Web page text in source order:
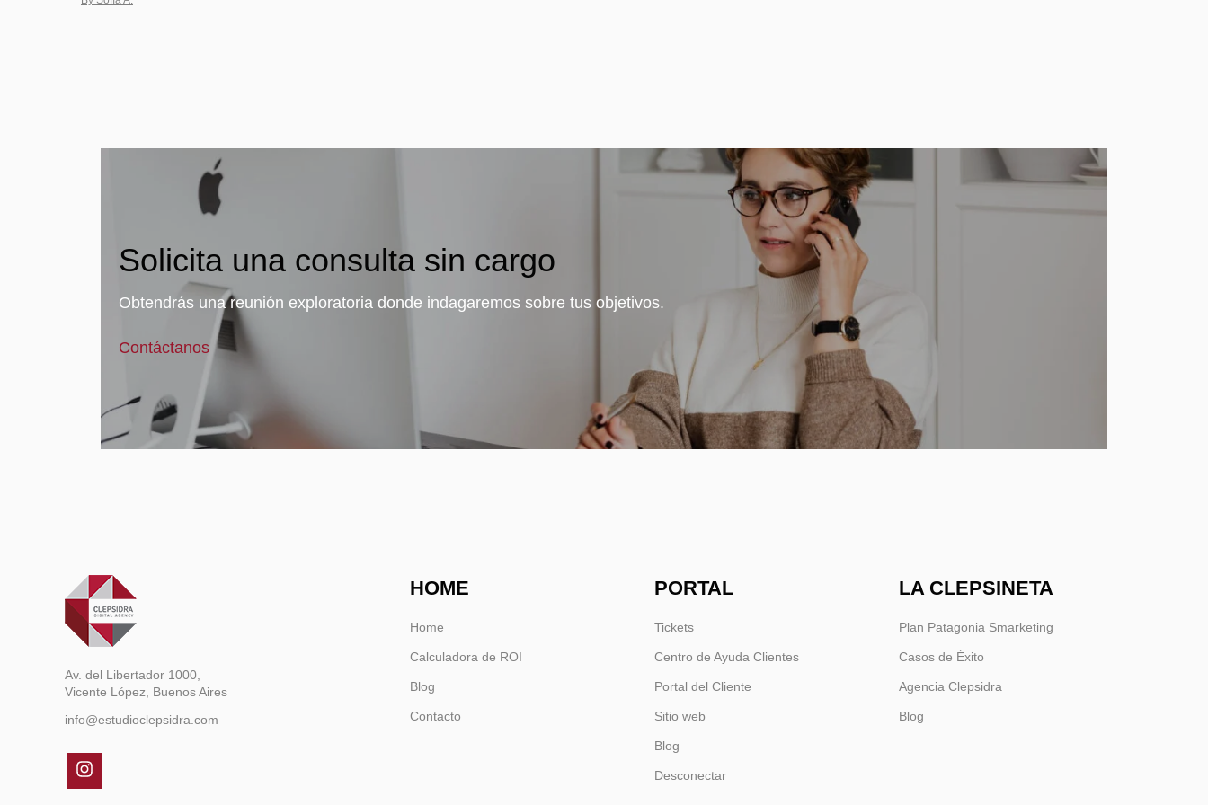
Solicita una consulta sin cargo
Obtendrás una reunión exploratoria donde indagaremos sobre tus objetivos.
Contáctanos
Av. del Libertador 1000,
Vicente López, Buenos Aires
info@estudioclepsidra.com
HOME
Home
Calculadora de ROI
Blog
Contacto
PORTAL
Tickets
Centro de Ayuda Clientes
Portal del Cliente
Sitio web
Blog
Desconectar
LA CLEPSINETA
Plan Patagonia Smarketing
Casos de Éxito
Agencia Clepsidra
Blog